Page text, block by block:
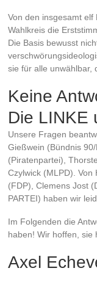
Von den insgesamt
Wahlkreis die
Die Basis bewusst
sie für alle unwählbar,
Keine
Die LINKE
Unsere Fragen
Gießwein (Bündnis
(Piratenpartei),
Czylwick (MLPD).
(FDP), Clemens Jost
PARTEI) haben wir
Im Folgenden die
haben! Wir hoffen, sie
Axel